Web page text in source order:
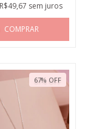
R$49,67 sem juros
COMPRAR
67% OFF